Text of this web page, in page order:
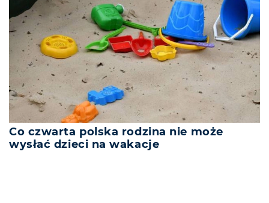
Co czwarta polska rodzina nie może
wysłać dzieci na wakacje